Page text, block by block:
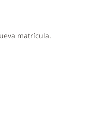
matrícula.